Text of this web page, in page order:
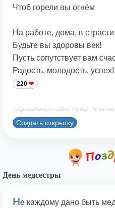
Чтоб горели вы огнём
На работе, дома, в страсти,
Будьте вы здоровы век!
Пусть сопутствует вам
Радость, молодость, успех!
220
© Принадлежит сайту. Автор: Печенова
Создать открытку
День медсестры
Не каждому дано быть